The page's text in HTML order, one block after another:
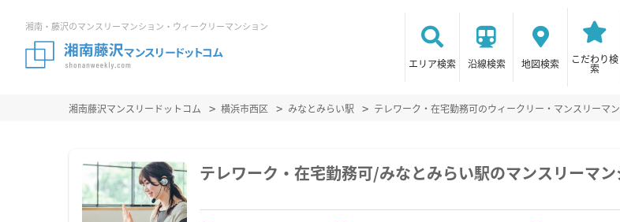
湘南・藤沢のマンスリーマンション・ウィークリーマンション
エリア検索 沿線検索 地図検索 こだわり検
索
湘南藤沢マンスリードットコム 横浜市西区 みなとみらい駅 テレワーク・在宅勤務可のウィークリー・マンスリーマ
テレワーク・在宅勤務可/みなとみらい駅のマンスリーマ